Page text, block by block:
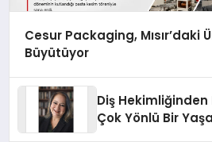
Cesur Packaging, Mısır’daki
Büyütüyor
Diş
Çok Yönlü Bir